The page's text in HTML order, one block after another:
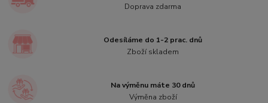
Doprava zdarma
Odesíláme do 1-2 prac. dnů
Zboží skladem
Na výměnu máte 30 dnů
Výměna zboží